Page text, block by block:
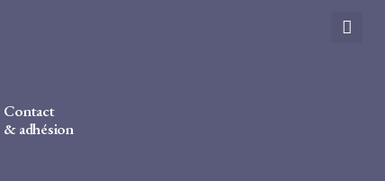
Contact
& adhésion